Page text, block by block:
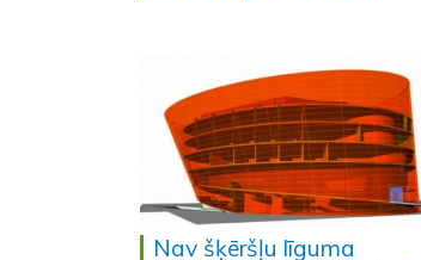
Nav šķēršļu līguma